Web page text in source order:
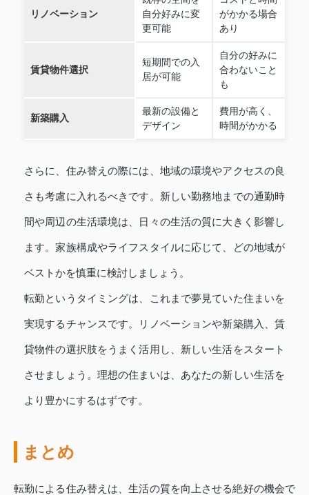
リノベーション
自分好みに変
更可能
がかかる場合
あり
賃貸物件選択
短期間での入
居が可能
自分の好みに
合わないこと
も
新築購入
最新の設備と
デザイン
費用が高く、
時間がかかる
さらに、住み替えの際には、地域の環境やアクセスの良
さも考慮に入れるべきです。新しい勤務地までの通勤時
間や周辺の生活環境は、日々の生活の質に大きく影響し
ます。家族構成やライフスタイルに応じて、どの地域が
ベストかを慎重に検討しましょう。
転勤というタイミングは、これまで夢見ていた住まいを
実現するチャンスです。リノベーションや新築購入、賃
貸物件の選択肢をうまく活用し、新しい生活をスタート
させましょう。理想の住まいは、あなたの新しい生活を
より豊かにするはずです。
まとめ
転勤による住み替えは、生活の質を向上させる絶好の機会で